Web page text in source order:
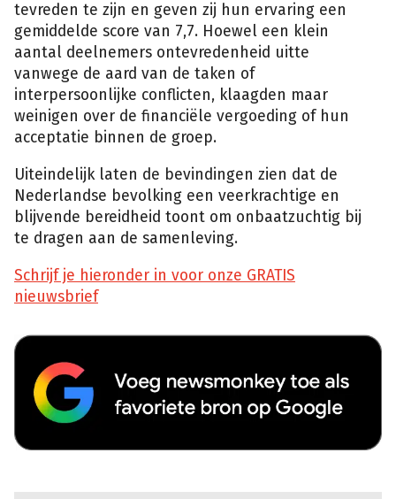
tevreden te zijn en geven zij hun ervaring een
gemiddelde score van 7,7. Hoewel een klein
aantal deelnemers ontevredenheid uitte
vanwege de aard van de taken of
interpersoonlijke conflicten, klaagden maar
weinigen over de financiële vergoeding of hun
acceptatie binnen de groep.
Uiteindelijk laten de bevindingen zien dat de
Nederlandse bevolking een veerkrachtige en
blijvende bereidheid toont om onbaatzuchtig bij
te dragen aan de samenleving.
Schrijf je hieronder in voor onze GRATIS
nieuwsbrief